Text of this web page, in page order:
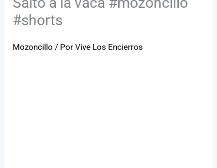
#shorts
Mozoncillo / PorVive Los Encierros